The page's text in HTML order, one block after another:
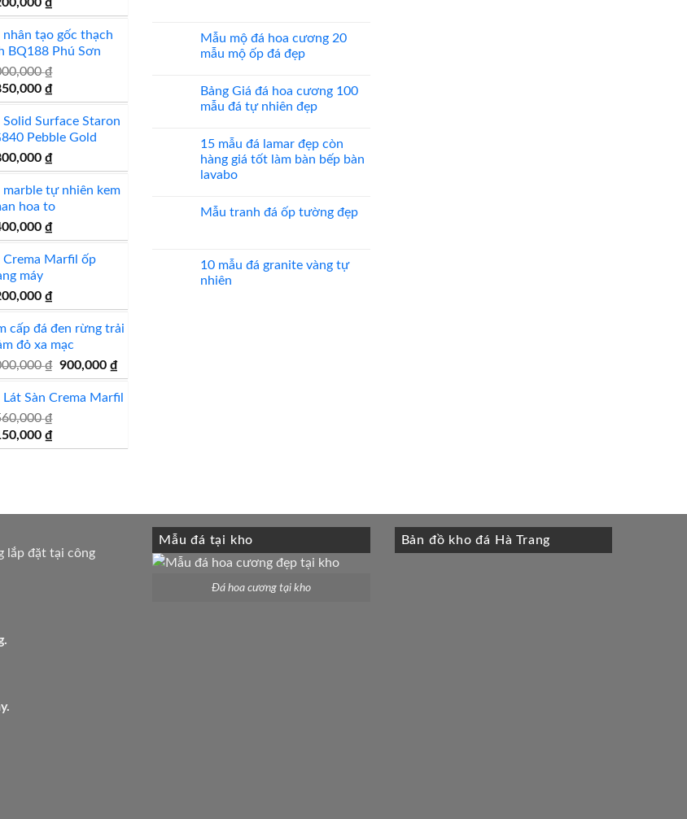
tạo gốc thạch
BQ188 Phú Sơn
₫
₫.
₫Giá
hiện
tại
là:
2,850,000 ₫.
Surface Staron
Pebble Gold
₫
tự nhiên kem
hoa to
₫
Marfil ốp
máy
₫
cấp đá đen rừng trải
đỏ xa mạc
₫ Giá
gốc
là:
900,000₫Giá
hiện
tại
Sàn Crema Marfil
₫
₫Giá
hiện
ốp
mặt
tiền
luận
ở
Đá
nhà
đẹp
Mẫu mộ đá hoa cương 20
mẫu mộ ốp đá đẹp
bình
luận
ở
đá
hoa
cương
20
ốp
đá
Bảng Giá đá hoa cương 100
mẫu đá tự nhiên đẹp
bình
luận
ở
Bảng
hoa
cương
tự
nhiên
đẹp
15 mẫu đá lamar đẹp còn
hàng giá tốt làm bàn bếp bàn
lavabo
bình
đá
lamar
đẹp
Mẫu tranh đá ốp tường đẹp
luận
ở
Mẫu
10 mẫu đá granite vàng tự
nhiên
lắp đặt tại công
Mẫu đá tại kho
Đá hoa cương tại kho
Bản đồ kho đá Hà Trang